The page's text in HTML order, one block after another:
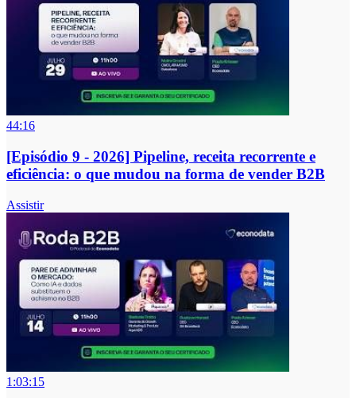
44:16
[Episódio 9 - 2026] Pipeline, receita recorrente e
eficiência: o que mudou na forma de vender B2B
Assistir
1:03:15